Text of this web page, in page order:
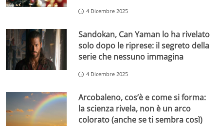
4 Dicembre 2025
Sandokan, Can Yaman lo ha rivelato
solo dopo le riprese: il segreto della
serie che nessuno immagina
4 Dicembre 2025
Arcobaleno, cos’è e come si forma:
la scienza rivela, non è un arco
colorato (anche se ti sembra così)